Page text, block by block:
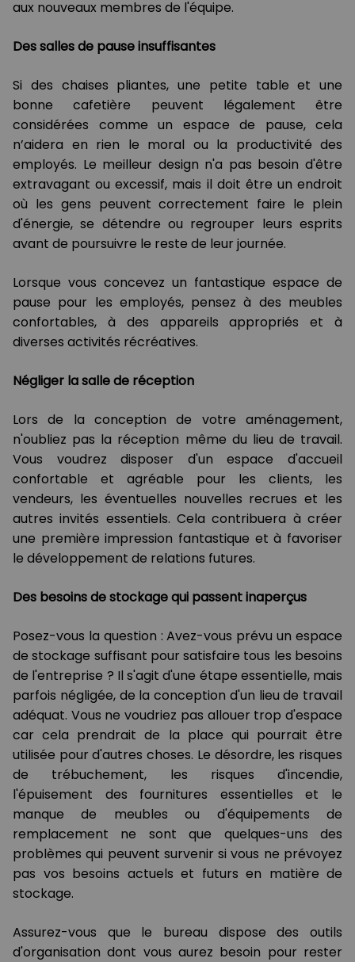
aux nouveaux membres de l'équipe.
Des salles de pause insuffisantes
Si des chaises pliantes, une petite table et une
bonne cafetière peuvent légalement être
considérées comme un espace de pause, cela
n’aidera en rien le moral ou la productivité des
employés. Le meilleur design n'a pas besoin d'être
extravagant ou excessif, mais il doit être un endroit
où les gens peuvent correctement faire le plein
d'énergie, se détendre ou regrouper leurs esprits
avant de poursuivre le reste de leur journée.
Lorsque vous concevez un fantastique espace de
pause pour les employés, pensez à des meubles
confortables, à des appareils appropriés et à
diverses activités récréatives.
Négliger la salle de réception
Lors de la conception de votre aménagement,
n'oubliez pas la réception même du lieu de travail.
Vous voudrez disposer d'un espace d'accueil
confortable et agréable pour les clients, les
vendeurs, les éventuelles nouvelles recrues et les
autres invités essentiels. Cela contribuera à créer
une première impression fantastique et à favoriser
le développement de relations futures.
Des besoins de stockage qui passent inaperçus
Posez-vous la question : Avez-vous prévu un espace
de stockage suffisant pour satisfaire tous les besoins
de l'entreprise ? Il s'agit d'une étape essentielle, mais
parfois négligée, de la conception d'un lieu de travail
adéquat. Vous ne voudriez pas allouer trop d'espace
car cela prendrait de la place qui pourrait être
utilisée pour d'autres choses. Le désordre, les risques
de trébuchement, les risques d'incendie,
l'épuisement des fournitures essentielles et le
manque de meubles ou d'équipements de
remplacement ne sont que quelques-uns des
problèmes qui peuvent survenir si vous ne prévoyez
pas vos besoins actuels et futurs en matière de
stockage.
Assurez-vous que le bureau dispose des outils
d'organisation dont vous aurez besoin pour rester